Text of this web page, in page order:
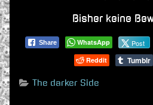
Bisher keine
Share WhatsApp Post
Reddit
Tumblr
The darker Side